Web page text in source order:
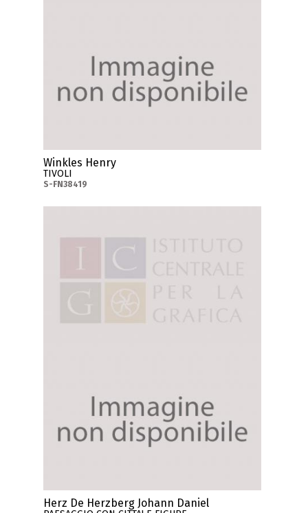
Winkles Henry
TIVOLI
S-FN38419
Herz De Herzberg Johann Daniel